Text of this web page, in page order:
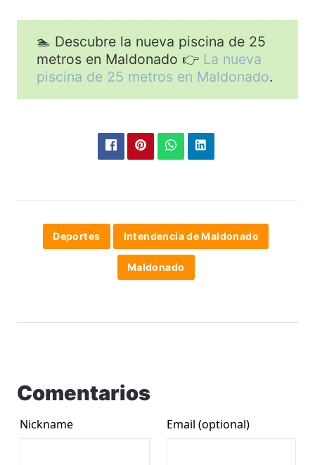
🏊 Descubre la nueva piscina de 25
metros en Maldonado 👉 La nueva
piscina de 25 metros en Maldonado.
Deportes Intendencia de Maldonado
Maldonado
Comentarios